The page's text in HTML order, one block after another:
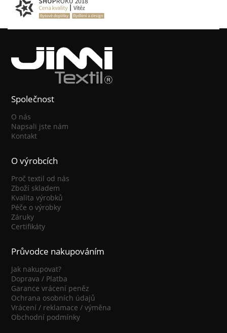
Společnost
O nás
Napsali jste nám
Kontakt
O výrobcích
Proč textil od nás
Zboží skladem
Kvalita výrobků
Péče o výrobky
Záruky
Certifikáty
Průvodce nakupováním
Jak nakupovat?
Doprava / Platba
Garance vrácení peněz
Ochrana osobních údajů
Vrácení / reklamace / výměna
Obchodní podmínky